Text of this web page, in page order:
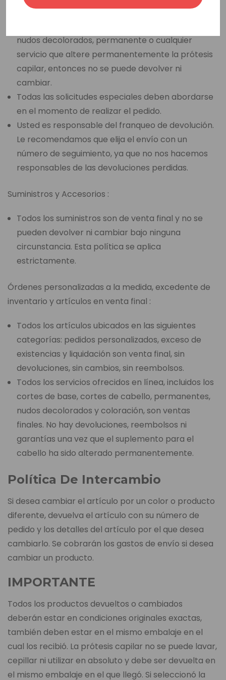
Si usted ha seleccionado una opción de venta final,
nudos decolorados, permanente o cualquier
servicio que altere permanentemente la prótesis
capilar, entonces no se puede devolver ni
cambiar.
Todas las solicitudes especiales deben abordarse
en el momento de realizar el pedido.
Usted es responsable del franqueo de devolución.
Le recomendamos que elija el envío con un
número de seguimiento, ya que no nos hacemos
responsables de las devoluciones perdidas.
Suministros y Accesorios :
Todos los suministros son de venta final y no se
pueden devolver ni cambiar bajo ninguna
circunstancia. Esta política se aplica
estrictamente.
Órdenes personalizadas a la medida, excedente de
inventario y artículos en venta final :
Todos los artículos ubicados en las siguientes
categorías: pedidos personalizados, exceso de
existencias y liquidación son venta final, sin
devoluciones, sin cambios, sin reembolsos.
Todos los servicios ofrecidos en línea, incluidos los
cortes de base, cortes de cabello, permanentes,
nudos decolorados y coloración, son ventas
finales. No hay devoluciones, reembolsos ni
garantías una vez que el suplemento para el
cabello ha sido alterado permanentemente.
Política De Intercambio
Si desea cambiar el artículo por un color o producto
diferente, devuelva el artículo con su número de
pedido y los detalles del artículo por el que desea
cambiarlo. Se cobrarán los gastos de envío si desea
cambiar un producto.
IMPORTANTE
Todos los productos devueltos o cambiados
deberán estar en condiciones originales exactas,
también deben estar en el mismo embalaje en el
cual los recibió. La prótesis capilar no se puede lavar,
cepillar ni utilizar en absoluto y debe ser devuelta en
el mismo embalaje en el que llegó. Si seleccionó la